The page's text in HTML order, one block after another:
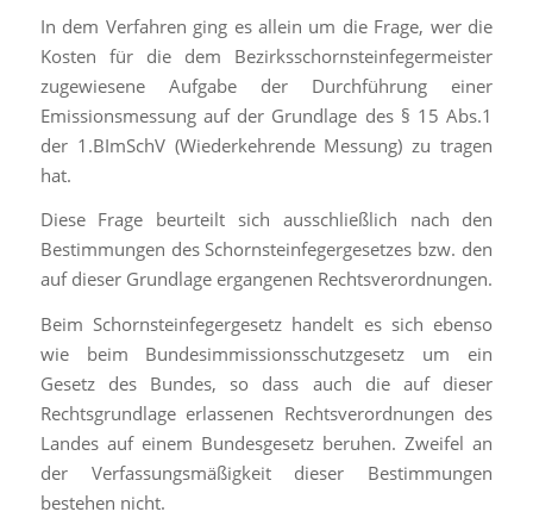
In dem Verfahren ging es allein um die Frage, wer die
Kosten für die dem Bezirksschornsteinfegermeister
zugewiesene Aufgabe der Durchführung einer
Emissionsmessung auf der Grundlage des § 15 Abs.1
der 1.BImSchV (Wiederkehrende Messung) zu tragen
hat.
Diese Frage beurteilt sich ausschließlich nach den
Bestimmungen des Schornsteinfegergesetzes bzw. den
auf dieser Grundlage ergangenen Rechtsverordnungen.
Beim Schornsteinfegergesetz handelt es sich ebenso
wie beim Bundesimmissionsschutzgesetz um ein
Gesetz des Bundes, so dass auch die auf dieser
Rechtsgrundlage erlassenen Rechtsverordnungen des
Landes auf einem Bundesgesetz beruhen. Zweifel an
der Verfassungsmäßigkeit dieser Bestimmungen
bestehen nicht.